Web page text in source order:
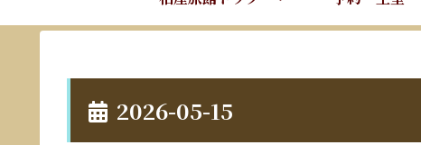
2026-05-15